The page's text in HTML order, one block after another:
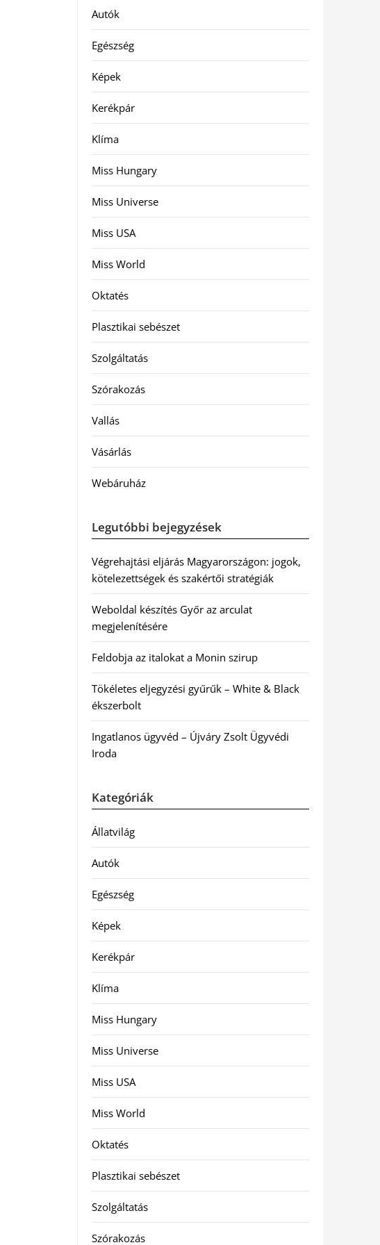
Autók
Egészség
Képek
Kerékpár
Klíma
Miss Hungary
Miss Universe
Miss USA
Miss World
Oktatés
Plasztikai sebészet
Szolgáltatás
Szórakozás
Vallás
Vásárlás
Webáruház
Legutóbbi bejegyzések
Végrehajtási eljárás Magyarországon: jogok,
kötelezettségek és szakértői stratégiák
Weboldal készítés Győr az arculat
megjelenítésére
Feldobja az italokat a Monin szirup
Tökéletes eljegyzési gyűrűk – White & Black
ékszerbolt
Ingatlanos ügyvéd – Újváry Zsolt Ügyvédi
Iroda
Kategóriák
Állatvilág
Autók
Egészség
Képek
Kerékpár
Klíma
Miss Hungary
Miss Universe
Miss USA
Miss World
Oktatés
Plasztikai sebészet
Szolgáltatás
Szórakozás